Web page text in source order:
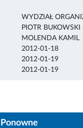
WYDZIAŁ
PIOTR BUKOWSKI
MOLENDA KAMIL
2012-01-18
2012-01-19
2012-01-19
Ponowne